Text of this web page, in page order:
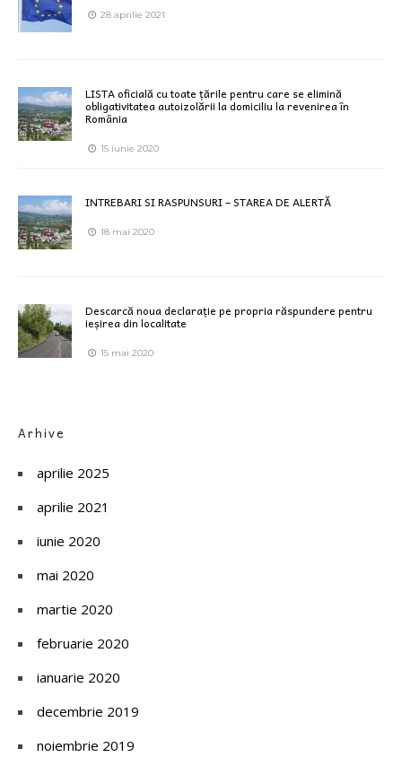
28 aprilie 2021
LISTA oficială cu toate țările pentru care se elimină
obligativitatea autoizolării la domiciliu la revenirea în
România
15 iunie 2020
INTREBARI SI RASPUNSURI – STAREA DE ALERTĂ
18 mai 2020
Descarcă noua declarație pe propria răspundere pentru
ieșirea din localitate
15 mai 2020
Arhive
aprilie 2025
aprilie 2021
iunie 2020
mai 2020
martie 2020
februarie 2020
ianuarie 2020
decembrie 2019
noiembrie 2019